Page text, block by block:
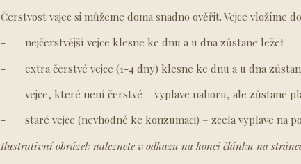
Čerstvost vajec si můžeme doma snadno ověřit. Vejce vložíme
- nejčerstvější vejce klesne ke dnu a u dna zůstane ležet
- extra čerstvé vejce (1-4 dny) klesne ke dnu a u dna
- vejce, které není čerstvé – vyplave nahoru, ale zůstane
- staré vejce (nevhodné ke konzumaci) – zcela vyplave na
Ilustrativní obrázek naleznete v odkazu na konci článku na